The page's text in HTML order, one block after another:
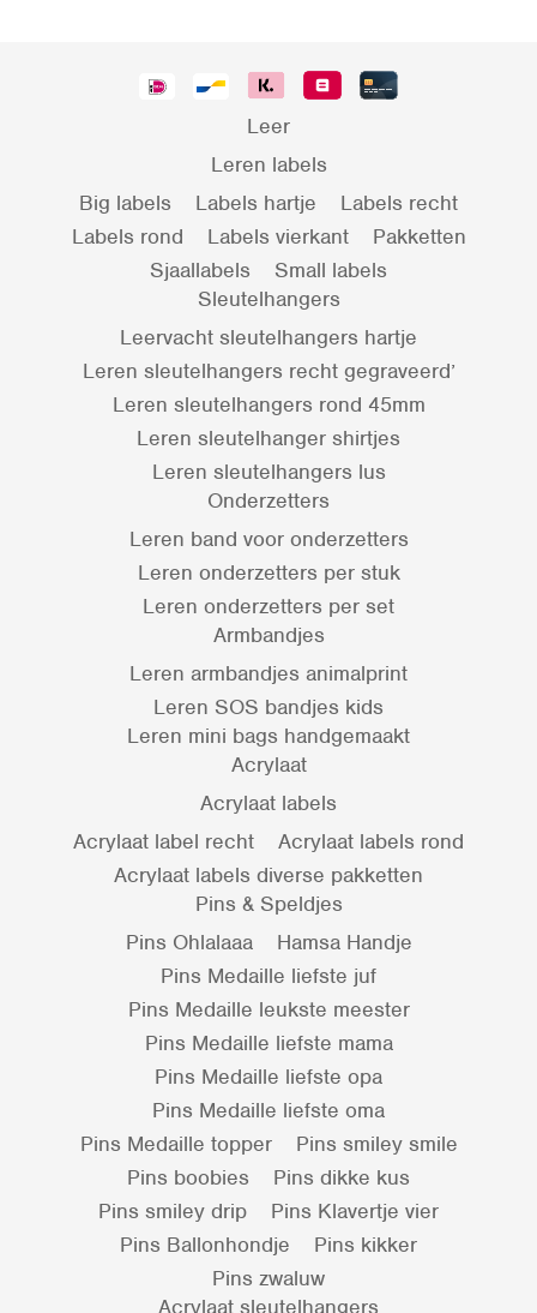
Leer
Leren labels
Big labels
Labels hartje
Labels recht
Labels rond
Labels vierkant
Pakketten
Sjaallabels
Small labels
Sleutelhangers
Leervacht sleutelhangers hartje
Leren sleutelhangers recht gegraveerd’
Leren sleutelhangers rond 45mm
Leren sleutelhanger shirtjes
Leren sleutelhangers lus
Onderzetters
Leren band voor onderzetters
Leren onderzetters per stuk
Leren onderzetters per set
Armbandjes
Leren armbandjes animalprint
Leren SOS bandjes kids
Leren mini bags handgemaakt
Acrylaat
Acrylaat labels
Acrylaat label recht
Acrylaat labels rond
Acrylaat labels diverse pakketten
Pins & Speldjes
Pins Ohlalaaa
Hamsa Handje
Pins Medaille liefste juf
Pins Medaille leukste meester
Pins Medaille liefste mama
Pins Medaille liefste opa
Pins Medaille liefste oma
Pins Medaille topper
Pins smiley smile
Pins boobies
Pins dikke kus
Pins smiley drip
Pins Klavertje vier
Pins Ballonhondje
Pins kikker
Pins zwaluw
Acrylaat sleutelhangers